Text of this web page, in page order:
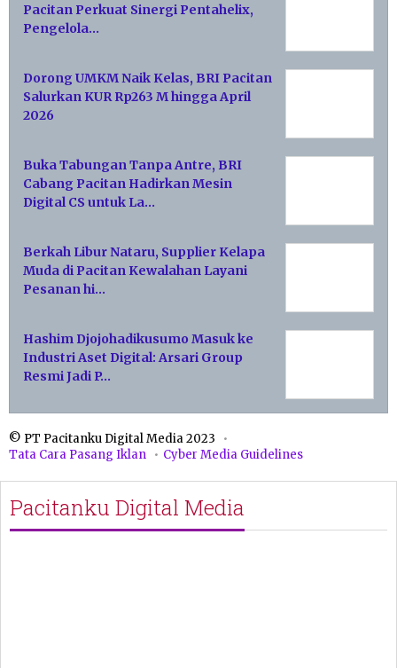
Pacitan Perkuat Sinergi Pentahelix,
Pengelola…
Dorong UMKM Naik Kelas, BRI Pacitan
Salurkan KUR Rp263 M hingga April
2026
Buka Tabungan Tanpa Antre, BRI
Cabang Pacitan Hadirkan Mesin
Digital CS untuk La…
Berkah Libur Nataru, Supplier Kelapa
Muda di Pacitan Kewalahan Layani
Pesanan hi…
Hashim Djojohadikusumo Masuk ke
Industri Aset Digital: Arsari Group
Resmi Jadi P…
© PT Pacitanku Digital Media 2023
Tata Cara Pasang Iklan
Cyber Media Guidelines
Pacitanku Digital Media